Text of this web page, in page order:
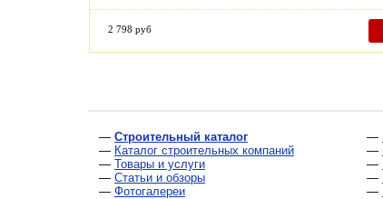
2 798 руб
— Строительный каталог
— Каталог строительных компаний
— Товары и услуги
— Статьи и обзоры
— Фотогалереи
—
—
—
—
—